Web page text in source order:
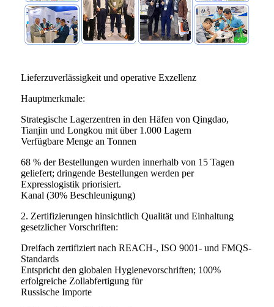
Lieferzuverlässigkeit und operative Exzellenz
Hauptmerkmale:
Strategische Lagerzentren in den Häfen von Qingdao,
Tianjin und Longkou mit über 1.000 Lagern
Verfügbare Menge an Tonnen
68 % der Bestellungen wurden innerhalb von 15 Tagen
geliefert; dringende Bestellungen werden per
Expresslogistik priorisiert.
Kanal (30% Beschleunigung)
2. Zertifizierungen hinsichtlich Qualität und Einhaltung
gesetzlicher Vorschriften:
Dreifach zertifiziert nach REACH-, ISO 9001- und FMQS-
Standards
Entspricht den globalen Hygienevorschriften; 100%
erfolgreiche Zollabfertigung für
Russische Importe